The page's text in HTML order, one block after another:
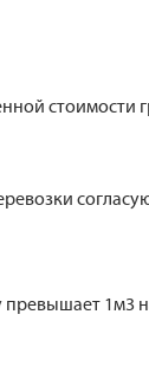
стоимости
1м3